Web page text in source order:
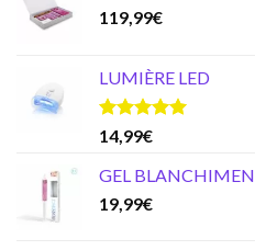
119,99€
LUMIÈRE LED
Note5.00
sur 5
14,99€
GEL
19,99€